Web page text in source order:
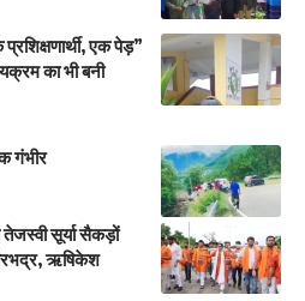
एक पेड़”
का भी बनी
गंभीर
तेजस्वी सूर्या सैकड़ों
ऋषिकेश